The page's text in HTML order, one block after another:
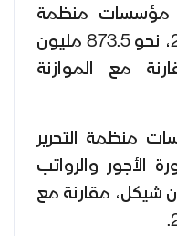
مؤسسات منظمة
التحرير الفلسطينية في 2021، نحو 873.5 مليون
65.8% مقارنة مع الموازنة
منظمة التحرير
الأجور والرواتب
نحو 125.6 مليون شيكل، مقارنة مع